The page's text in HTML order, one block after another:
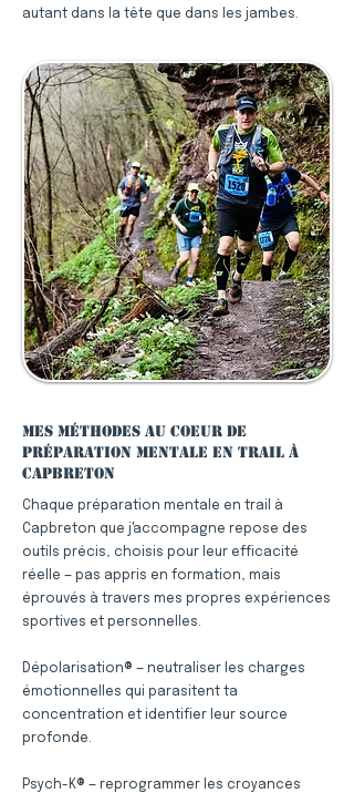
autant dans la tête que dans les jambes.
Mes méthodes au coeur de
préparation mentale en trail à
Capbreton
Chaque préparation mentale en trail à
Capbreton que j'accompagne repose des
outils précis, choisis pour leur efficacité
réelle — pas appris en formation, mais
éprouvés à travers mes propres expériences
sportives et personnelles.
Dépolarisation® — neutraliser les charges
émotionnelles qui parasitent ta
concentration et identifier leur source
profonde.
Psych-K® — reprogrammer les croyances